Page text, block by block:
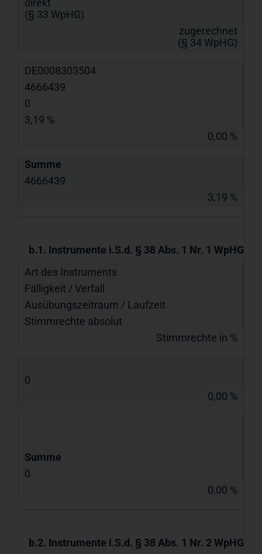
direkt
(§ 33 WpHG)
zugerechnet
(§ 34 WpHG)
DE0008303504
4666439
0
3,19 %
0,00 %
Summe
4666439
3,19 %
b.1. Instrumente i.S.d. § 38 Abs. 1 Nr. 1 WpHG
Art des Instruments
Fälligkeit / Verfall
Ausübungs­zeitraum / Laufzeit
Stimmrechte absolut
Stimmrechte in %
0
0,00 %
Summe
0
0,00 %
b.2. Instrumente i.S.d. § 38 Abs. 1 Nr. 2 WpHG